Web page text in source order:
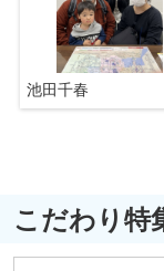
池田千春
こだわり特